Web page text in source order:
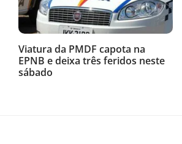
Viatura da PMDF capota na
EPNB e deixa três feridos neste
sábado